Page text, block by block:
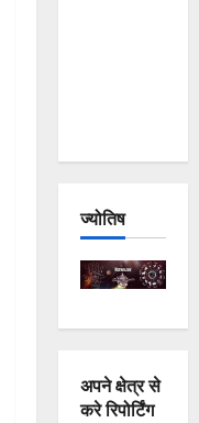
ज्योतिष
अपने क्षेत्र से
करे रिपोर्टिंग